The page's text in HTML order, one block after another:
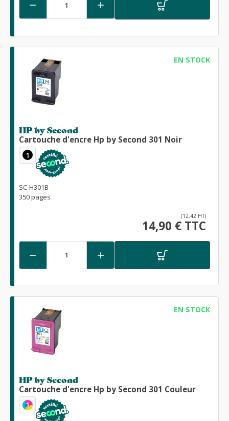
 
EN STOCK
HP by Second
Cartouche d'encre Hp by Second 301 Noir
1
SC-H301B
350 pages
(12,42 HT)
14,90 € TTC
 
EN STOCK
HP by Second
Cartouche d'encre Hp by Second 301 Couleur
1